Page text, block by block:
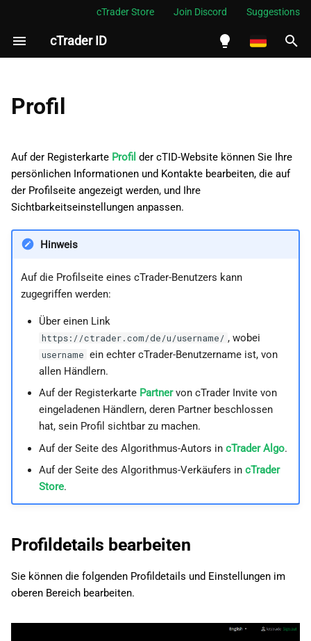
cTrader Store Join Discord Suggestions
cTrader ID
Indonesia
한국어
Deutsch
Italiano
Русский
Türkçe
S
c
w
i
t
Profildetails bearbeiten
Profilbild
Benutzername
Vorschau
Persönliche Informationen
bearbeiten
Sichtbarkeit von Profildaten
anpassen
Produktsichtbarkeit anpassen
Profil
Auf der Registerkarte Profil der cTID-Website können Sie Ihre
persönlichen Informationen und Kontakte bearbeiten, die auf
der Profilseite angezeigt werden, und Ihre
Sichtbarkeitseinstellungen anpassen.
Hinweis
Auf die Profilseite eines cTrader-Benutzers kann
zugegriffen werden:
Über einen Link
https://ctrader.com/de/u/username/ , wobei
username ein echter cTrader-Benutzername ist, von
allen Händlern.
Auf der Registerkarte Partnervon cTrader Invite von
eingeladenen Händlern, deren Partner beschlossen
hat, sein Profil sichtbar zu machen.
Auf der Seite des Algorithmus-Autors incTrader Algo.
Auf der Seite des Algorithmus-Verkäufers incTrader
Store.
Profildetails bearbeiten
Sie können die folgenden Profildetails und Einstellungen im
oberen Bereich bearbeiten.